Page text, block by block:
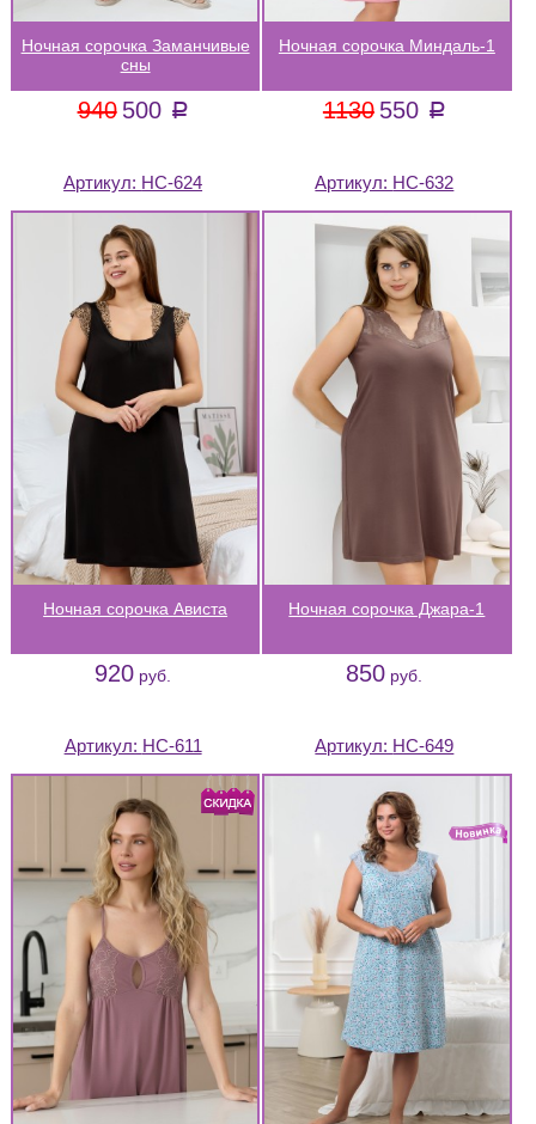
Ночная сорочка Заманчивые
сны
940 500 a
Ночная сорочка Миндаль-1
1130 550 a
Артикул: НС-624
Ночная сорочка Ависта
920 руб.
Артикул: НС-632
Ночная сорочка Джара-1
850 руб.
Артикул: НС-611 Артикул: НС-649